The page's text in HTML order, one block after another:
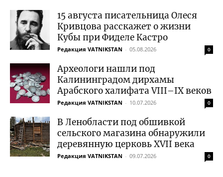
15 августа писательница Олеся
Кривцова расскажет о жизни
Кубы при Фиделе Кастро
Редакция VATNIKSTAN - 05.08.2026 0
Археологи нашли под
Калининградом дирхамы
Арабского халифата VIII–IX веков
Редакция VATNIKSTAN - 10.07.2026 0
В Ленобласти под обшивкой
сельского магазина обнаружили
деревянную церковь XVII века
Редакция VATNIKSTAN - 09.07.2026 0